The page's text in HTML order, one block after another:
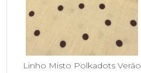
Linho Misto Polkadots Verão